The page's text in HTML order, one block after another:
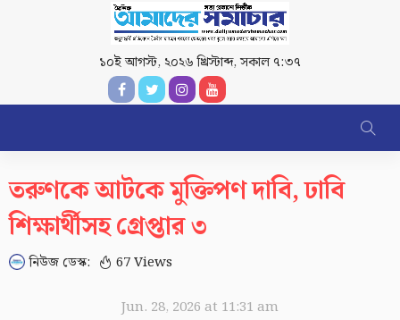
১০ই আগস্ট, ২০২৬ খ্রিস্টাব্দ,সকাল ৭:৩৭
তরুণকে আটকে মুক্তিপণ দাবি, ঢাবি
শিক্ষার্থীসহ গ্রেপ্তার ৩
নিউজ ডেস্ক: 67 Views
Jun. 28, 2026 at 11:31 am